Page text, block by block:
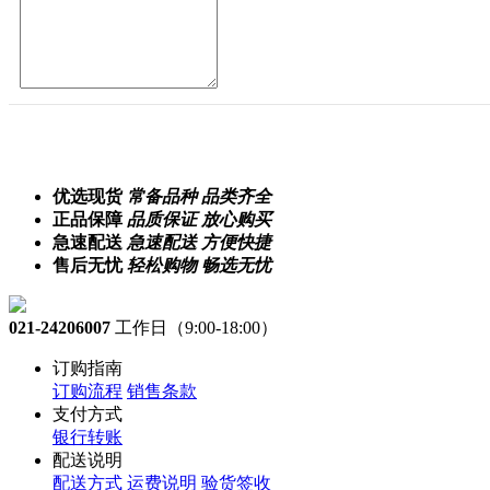
优选现货 常备品种 品类齐全
正品保障品质保证 放心购买
急速配送 急速配送 方便快捷
售后无忧轻松购物 畅选无忧
021-24206007 工作日（9:00-18:00）
订购指南
订购流程 销售条款
支付方式
银行转账
配送说明
配送方式 运费说明 验货签收